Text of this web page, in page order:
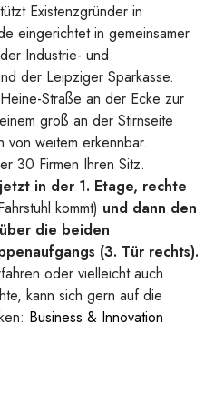
Existenzgründer in
eingerichtet in gemeinsamer
Industrie- und
der Leipziger Sparkasse.
Straße an der Ecke zur
groß an der Stirnseite
weitem erkennbar.
30 Firmen Ihren Sitz.
in der 1. Etage, rechte
kommt) und dann den
die beiden
(3. Tür rechts).
oder vielleicht auch
kann sich gern auf die
Business & Innovation